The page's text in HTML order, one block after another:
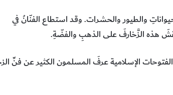
والطيور والحشرات. وقد استطاع الفنّانُ في
هذه الزَّخارفَ على الذهبِ والفضّةِ.
الإسلامية عرفَ المسلمون الكثير عن فنِّ